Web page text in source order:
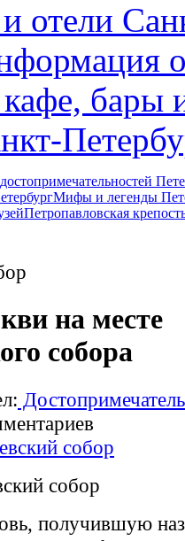
отели
бары
Мифы и легенды
Петропавловская
на месте
собора
собор
получившую